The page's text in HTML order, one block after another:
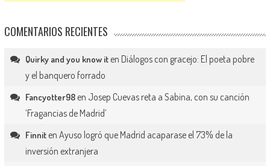
COMENTARIOS RECIENTES
Quirky and you know iten Diálogos con gracejo: El poeta pobre
y el banquero forrado
Fancyotter98en Josep Cuevas reta a Sabina, con su canción
‘Fragancias de Madrid’
Finniten Ayuso logró que Madrid acaparase el 73% de la
inversión extranjera